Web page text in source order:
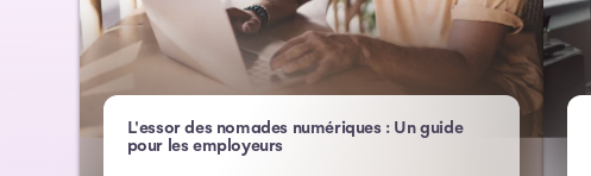
L'essor des nomades numériques : Un guide
pour les employeurs– Atlas HXM